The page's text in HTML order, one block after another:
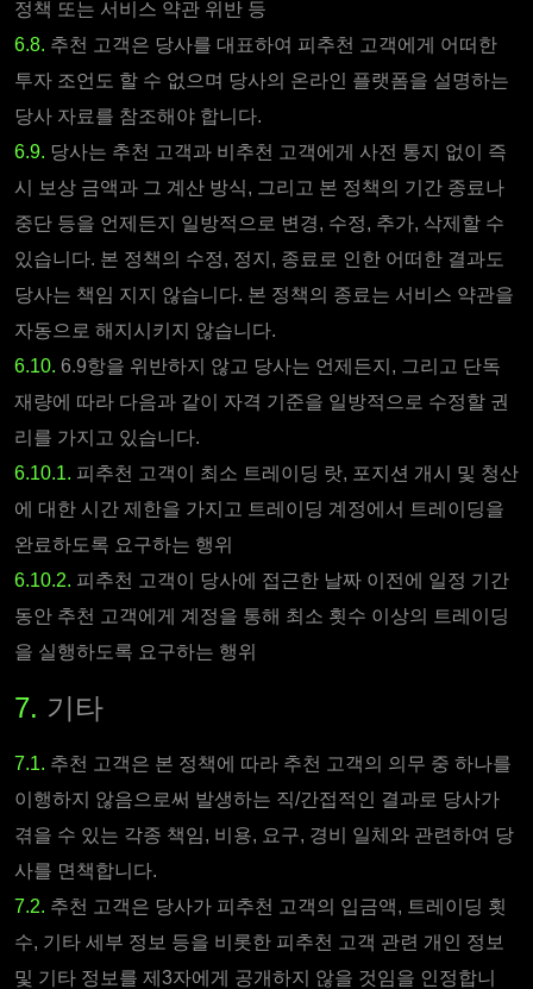
정책 또는 서비스 약관 위반 등
6.8. 추천 고객은 당사를 대표하여 피추천 고객에게 어떠한
투자 조언도 할 수 없으며 당사의 온라인 플랫폼을 설명하는
당사 자료를 참조해야 합니다.
6.9. 당사는 추천 고객과 비추천 고객에게 사전 통지 없이 즉
시 보상 금액과 그 계산 방식, 그리고 본 정책의 기간 종료나
중단 등을 언제든지 일방적으로 변경, 수정, 추가, 삭제할 수
있습니다. 본 정책의 수정, 정지, 종료로 인한 어떠한 결과도
당사는 책임 지지 않습니다. 본 정책의 종료는 서비스 약관을
자동으로 해지시키지 않습니다.
6.10. 6.9항을 위반하지 않고 당사는 언제든지, 그리고 단독
재량에 따라 다음과 같이 자격 기준을 일방적으로 수정할 권
리를 가지고 있습니다.
6.10.1. 피추천 고객이 최소 트레이딩 랏, 포지션 개시 및 청산
에 대한 시간 제한을 가지고 트레이딩 계정에서 트레이딩을
완료하도록 요구하는 행위
6.10.2. 피추천 고객이 당사에 접근한 날짜 이전에 일정 기간
동안 추천 고객에게 계정을 통해 최소 횟수 이상의 트레이딩
을 실행하도록 요구하는 행위
7. 기타
7.1. 추천 고객은 본 정책에 따라 추천 고객의 의무 중 하나를
이행하지 않음으로써 발생하는 직/간접적인 결과로 당사가
겪을 수 있는 각종 책임, 비용, 요구, 경비 일체와 관련하여 당
사를 면책합니다.
7.2. 추천 고객은 당사가 피추천 고객의 입금액, 트레이딩 횟
수, 기타 세부 정보 등을 비롯한 피추천 고객 관련 개인 정보
및 기타 정보를 제3자에게 공개하지 않을 것임을 인정합니